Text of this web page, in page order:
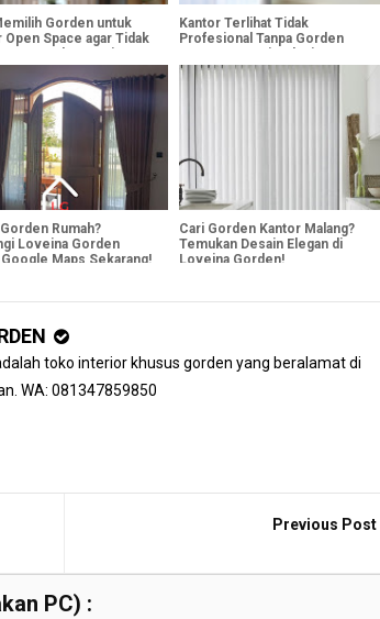
Gorden untuk
Open Space agar Tidak
Kantor Terlihat Tidak
Profesional Tanpa Gorden
Rumah?
Loveina Gorden
Maps Sekarang!
Cari Gorden Kantor Malang?
Temukan Desain Elegan di
Loveina Gorden!
toko interior khusus gorden yang beralamat di
WA: 081347859850
Previous Post
PC) :